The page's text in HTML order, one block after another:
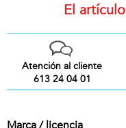
El
Atención al cliente
613 24 04 01